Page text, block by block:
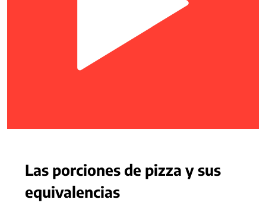
Las porciones de pizza y sus
equivalencias